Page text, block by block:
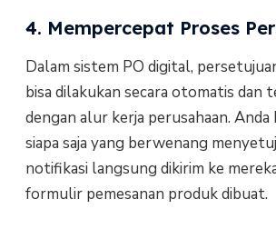
4. Mempercepat Proses
Dalam sistem PO digital,
bisa dilakukan secara otomatis dan
dengan alur kerja perusahaan.
siapa saja yang berwenang
notifikasi langsung dikirim ke
formulir pemesanan produk dibuat.